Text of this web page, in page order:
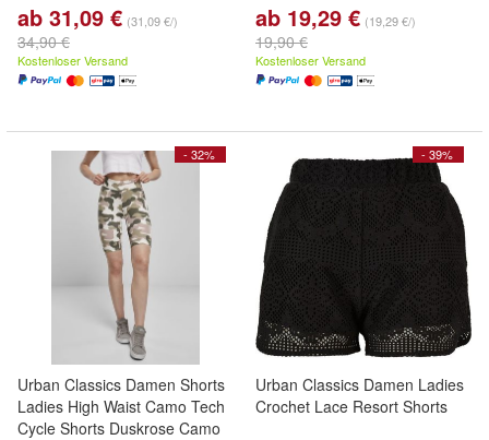
ab 31,09 € (31,09 €/)
34,90 €
Kostenloser Versand
ab 19,29 € (19,29 €/)
19,90 €
Kostenloser Versand
- 32%
Urban Classics Damen Shorts
Ladies High Waist Camo Tech
Cycle Shorts Duskrose Camo
- 39%
Urban Classics Damen Ladies
Crochet Lace Resort Shorts